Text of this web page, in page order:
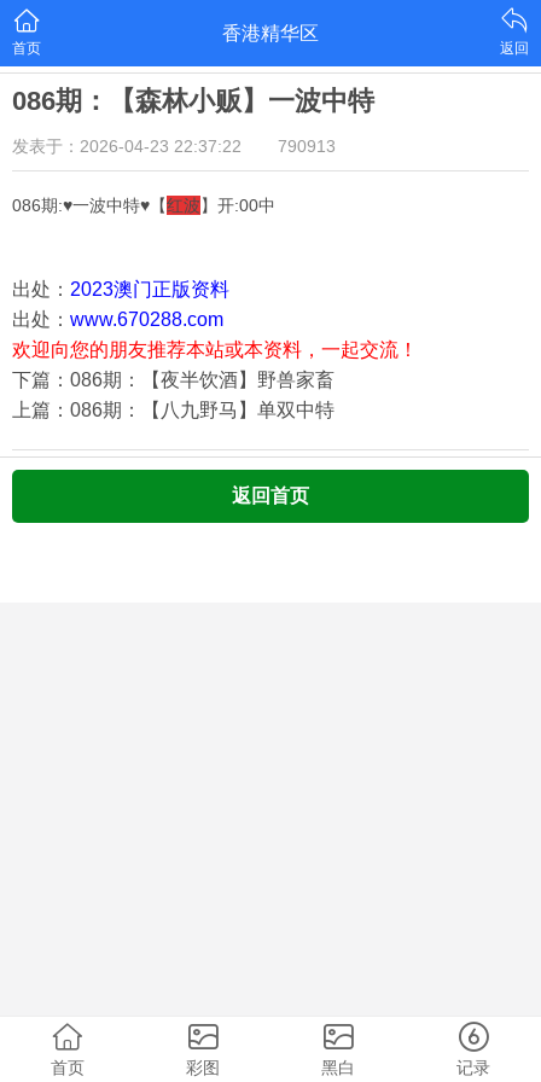
首页
香港精华区
返回
086期：【森林小贩】一波中特
发表于：2026-04-23 22:37:22 790913
086期:♥一波中特♥【红波】开:00中
出处： 2023澳门正版资料
出处： www.670288.com
欢迎向您的朋友推荐本站或本资料，一起交流！
下篇：086期：【夜半饮酒】野兽家畜
上篇：086期：【八九野马】单双中特
返回首页
首页 彩图 黑白 记录